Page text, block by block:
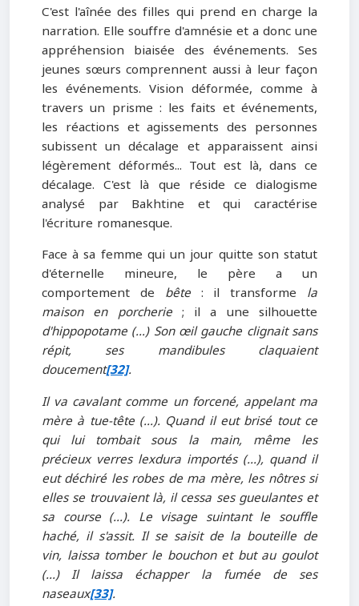
C'est l'aînée des filles qui prend en charge la
narration. Elle souffre d'amnésie et a donc une
appréhension biaisée des événements. Ses
jeunes sœurs comprennent aussi à leur façon
les événements. Vision déformée, comme à
travers un prisme : les faits et événements,
les réactions et agissements des personnes
subissent un décalage et apparaissent ainsi
légèrement déformés... Tout est là, dans ce
décalage. C'est là que réside ce dialogisme
analysé par Bakhtine et qui caractérise
l'écriture romanesque.
Face à sa femme qui un jour quitte son statut
d'éternelle mineure, le père a un
comportement de bête : il transforme la
maison en porcherie; il a une silhouette
d'hippopotame (…) Son œil gauche clignait sans
répit, ses mandibules claquaient
doucement[32].
Il va cavalant comme un forcené, appelant ma
mère à tue-tête (...). Quand il eut brisé tout ce
qui lui tombait sous la main, même les
précieux verres lexdura importés (...), quand il
eut déchiré les robes de ma mère, les nôtres si
elles se trouvaient là, il cessa ses gueulantes et
sa course (...). Le visage suintant le souffle
haché, il s'assit. Il se saisit de la bouteille de
vin, laissa tomber le bouchon et but au goulot
(...) Il laissa échapper la fumée de ses
naseaux[33].